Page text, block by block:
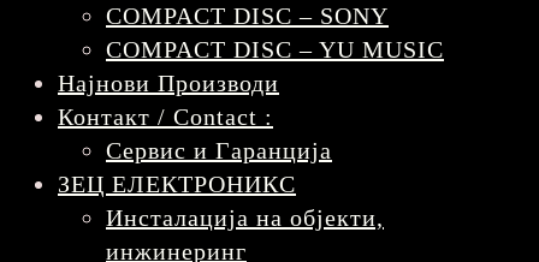
COMPACT DISC – SONY
COMPACT DISC – YU MUSIC
Најнови Производи
Контакт / Contact :
Сервис и Гаранција
ЗЕЦ ЕЛЕКТРОНИКС
Инсталација на објекти,
инжинеринг